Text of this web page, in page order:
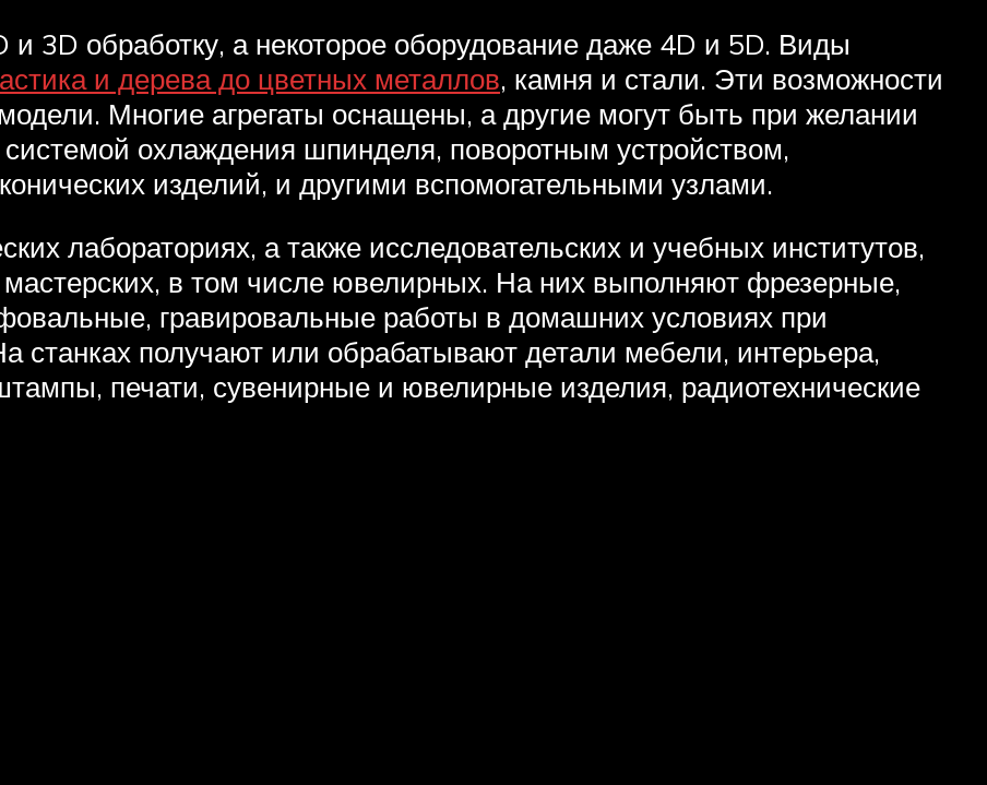
и 3D обработку, а некоторое оборудование даже 4D и 5D. Виды
и дерева до цветных металлов, камня и стали. Эти возможности
Многие агрегаты оснащены, а другие могут быть при желании
охлаждения шпинделя, поворотным устройством,
изделий, и другими вспомогательными узлами.
лабораториях, а также исследовательских и учебных институтов,
в том числе ювелирных. На них выполняют фрезерные,
гравировальные работы в домашних условиях при
станках получают или обрабатывают детали мебели, интерьера,
печати, сувенирные и ювелирные изделия, радиотехнические